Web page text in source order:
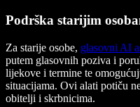
Podrška starijim
Za starije osobe, glasovni AI
putem glasovnih poziva i
lijekove i termine te
situacijama. Ovi alati potiču
obitelji i skrbnicima.